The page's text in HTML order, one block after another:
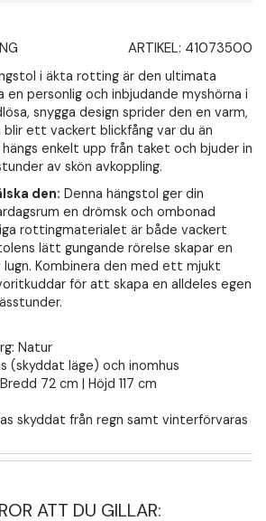
ARTIKEL: 41073500
i äkta rotting är den ultimata
personlig och inbjudande myshörna i
snygga design sprider den en varm,
blir ett vackert blickfång var du än
enkelt upp från taket och bjuder in
av skön avkoppling.
den: Denna hängstol ger din
en drömsk och ombonad
rottingmaterialet är både vackert
lätt gungande rörelse skapar en
lugn. Kombinera den med ett mjukt
för att skapa en alldeles egen
Natur
(skyddat läge) och inomhus
72 cm | Höjd 117 cm
skyddat från regn samt vinterförvaras
ATT DU GILLAR: